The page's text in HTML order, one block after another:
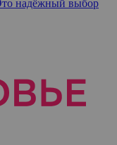
надёжный выбор